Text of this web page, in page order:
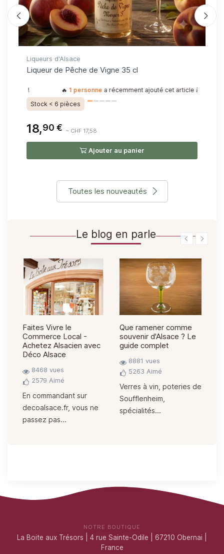
Liqueurs d'Alsace
Liqueur de Pêche de Vigne 35 cl
1 personnea récemment ajouté cet article à son
Stock < 6 pièces
18,90 € ~ CHF 17,58
Ajouter au panier
Toutes les nouveautés
Le blog en parle
Faites Vivre le
Commerce Local -
Achetez Alsacien avec
Déco Alsace
8468 vues
2579 Aimé
En commandant sur
decoalsace.fr, vous ne
passez pas...
Que ramener comme
souvenir d'Alsace ? Le
guide complet
8881 vues
5263 Aimé
Verres à vin, poteries de
Soufflenheim,
spécialités...
NOTRE BOUTIQUE
La Boite aux Trésors | 4 rue Sainte-Odile | 67210 Obernai |
France